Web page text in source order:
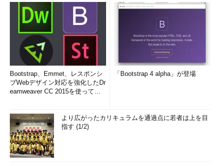
Bootstrap、Emmet、レスポンシ
ブWebデザイン対応を強化したDr
eamweaver CC 2015を使って
「Bootstrap 4 alpha」が登場
より広がったカリキュラムを通過点に若者は上を目
指す (1/2)